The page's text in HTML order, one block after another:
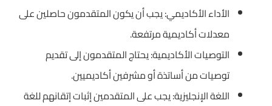
الأداء الأكاديمي: يجب أن يكون المتقدمون حاصلين على
معدلات أكاديمية مرتفعة.
التوصيات الأكاديمية: يحتاج المتقدمون إلى تقديم
توصيات من أساتذة أو مشرفين أكاديميين.
اللغة الإنجليزية: يجب على المتقدمين إثبات إتقانهم للغة